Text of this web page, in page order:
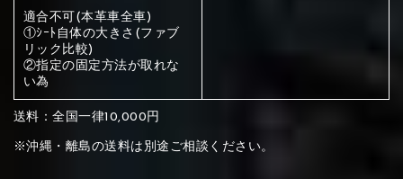
メイン生地は下記16種類からご選択ください。
赤く塗られている部分にカラ
ー選択ください
サブ生地は下記16種類からご選択ください。
赤く塗られている場所を選択
ください
赤く塗られている場所を選択
適合不可(本革車全車)
①ｼｰﾄ自体の大きさ(ファブ
リック比較)
②指定の固定方法が取れな
い為
送料：全国一律10,000円
※沖縄・離島の送料は別途ご相談ください。